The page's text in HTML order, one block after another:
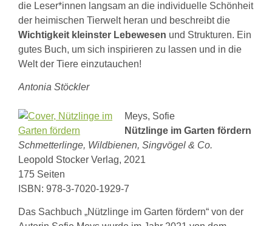
die Leser*innen langsam an die individuelle Schönheit
der heimischen Tierwelt heran und beschreibt die
Wichtigkeit kleinster Lebewesen und Strukturen. Ein
gutes Buch, um sich inspirieren zu lassen und in die
Welt der Tiere einzutauchen!
Antonia Stöckler
Meys, Sofie
Nützlinge im Garten fördern
Schmetterlinge, Wildbienen, Singvögel & Co.
Leopold Stocker Verlag, 2021
175 Seiten
ISBN: 978-3-7020-1929-7
Das Sachbuch „Nützlinge im Garten fördern“ von der